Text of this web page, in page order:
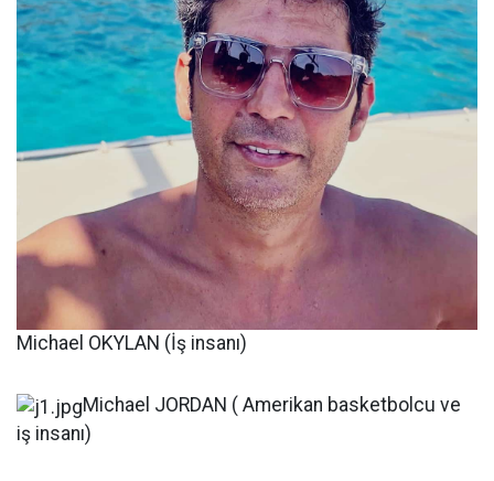
Michael OKYLAN (İş insanı)
Michael JORDAN ( Amerikan basketbolcu ve
iş insanı)